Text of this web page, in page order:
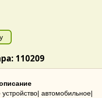
110209
автомобильное|